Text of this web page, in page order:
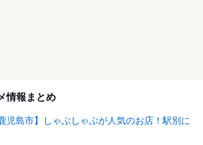
情報まとめ
児島市】しゃぶしゃぶが人気のお店！駅別に